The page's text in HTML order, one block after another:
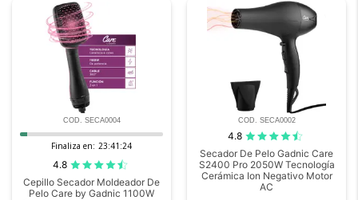
COD. SECA0004
Finaliza en: 23:41:24
4.8
Cepillo Secador Moldeador De
Pelo Care by Gadnic 1100W
COD. SECA0002
4.8
Secador De Pelo Gadnic Care
S2400 Pro 2050W Tecnología
Cerámica Ion Negativo Motor
AC